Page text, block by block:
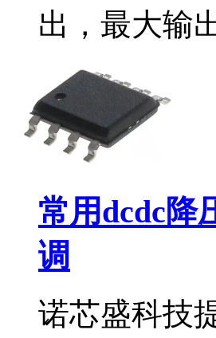
出，最大输
常用dcdc降
调
诺芯盛科技